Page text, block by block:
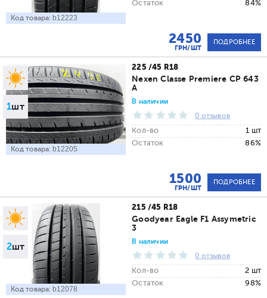
Код товара: b12223
Остаток
84%
2450
ГРН/ШТ
ПОДРОБНЕЕ
1шт
Код товара: b12205
225 /45 R18
Nexen Classe Premiere CP 643
A
В наличии
0 отзывов
Кол-во
1 шт
Остаток
86%
1500
ГРН/ШТ
ПОДРОБНЕЕ
2шт
Код товара: b12078
215 /45 R18
Goodyear Eagle F1 Assymetric
3
В наличии
0 отзывов
Кол-во
2 шт
Остаток
98%